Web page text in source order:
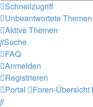
Schnellzugriff
Unbeantwortete Themen
Aktive Themen
Suche
FAQ
Anmelden
Registrieren
Portal
Foren-Übersicht
Suche